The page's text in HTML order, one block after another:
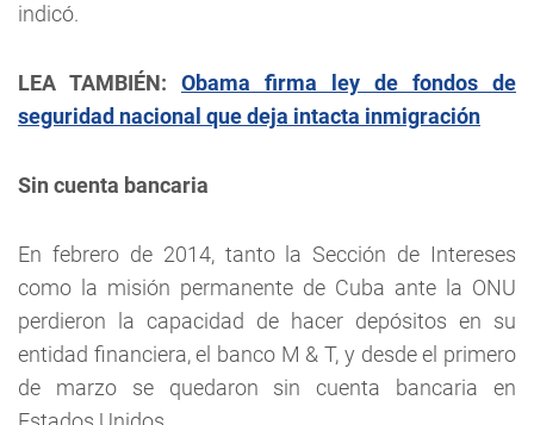
indicó.
LEA TAMBIÉN: Obama firma ley de fondos de
seguridad nacional que deja intacta inmigración
Sin cuenta bancaria
En febrero de 2014, tanto la Sección de Intereses
como la misión permanente de Cuba ante la ONU
perdieron la capacidad de hacer depósitos en su
entidad financiera, el banco M & T, y desde el primero
de marzo se quedaron sin cuenta bancaria en